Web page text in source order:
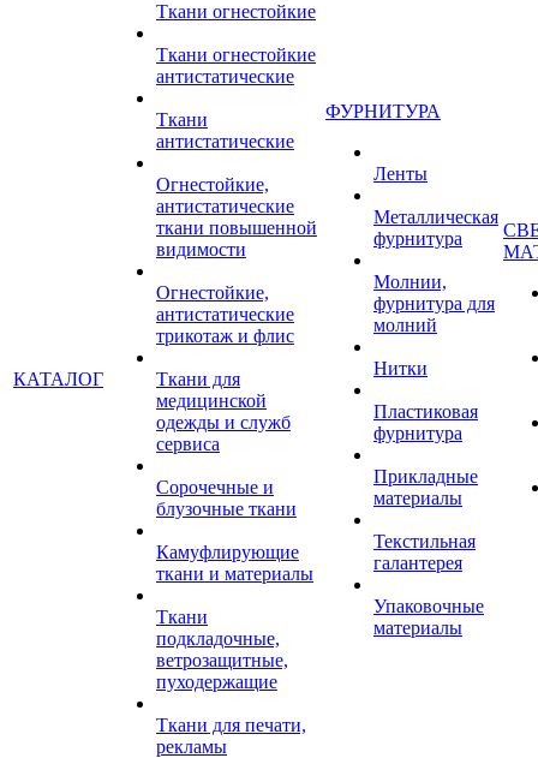
КАТАЛОГ
Ткани огнестойкие
Ткани огнестойкие
антистатические
Ткани
антистатические
Огнестойкие,
антистатические
ткани повышенной
видимости
Огнестойкие,
антистатические
трикотаж и флис
Ткани для
медицинской
одежды и служб
сервиса
Сорочечные и
блузочные ткани
Камуфлирующие
ткани и материалы
Ткани
подкладочные,
ветрозащитные,
пуходержащие
Ткани для печати,
рекламы
ФУРНИТУРА
Ленты
Металлическая
фурнитура
Молнии,
фурнитура для
молний
Нитки
Пластиковая
фурнитура
Прикладные
материалы
Текстильная
галантерея
Упаковочные
материалы